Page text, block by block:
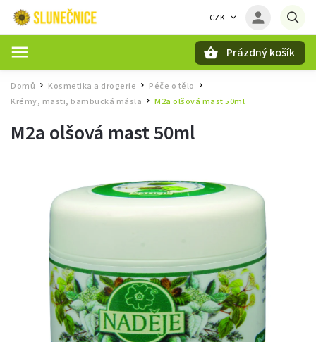
CZK
Prázdný košík
Domů / Kosmetika a drogerie / Péče o tělo
Krémy, masti, bambucká másla / M2a olšová mast 50ml
M2a olšová mast 50ml